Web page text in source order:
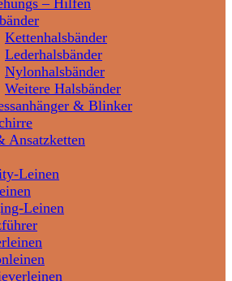
– Hilfen
Kettenhalsbänder
Lederhalsbänder
Nylonhalsbänder
Weitere Halsbänder
& Blinker
Ansatzketten
Leinen
Leinen